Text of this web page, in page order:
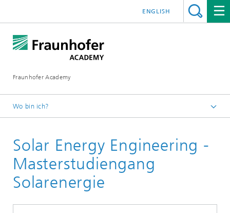
Fraunhofer Academy
ENGLISH
Wo bin ich?
Weiterbildung
Energiewende
Solar Energy Engineering -
Masterstudiengang
Solarenergie